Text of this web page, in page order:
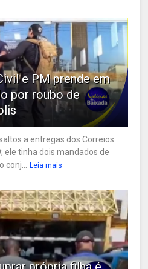
e PM prende em
por roubo de
a entregas dos Correios
ele tinha dois mandados de
Leia mais